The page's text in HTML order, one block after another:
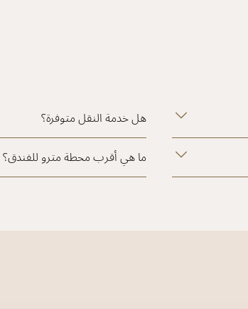
هل خدمة النقل متوفرة؟
ما هي أقرب محطة مترو للفندق؟